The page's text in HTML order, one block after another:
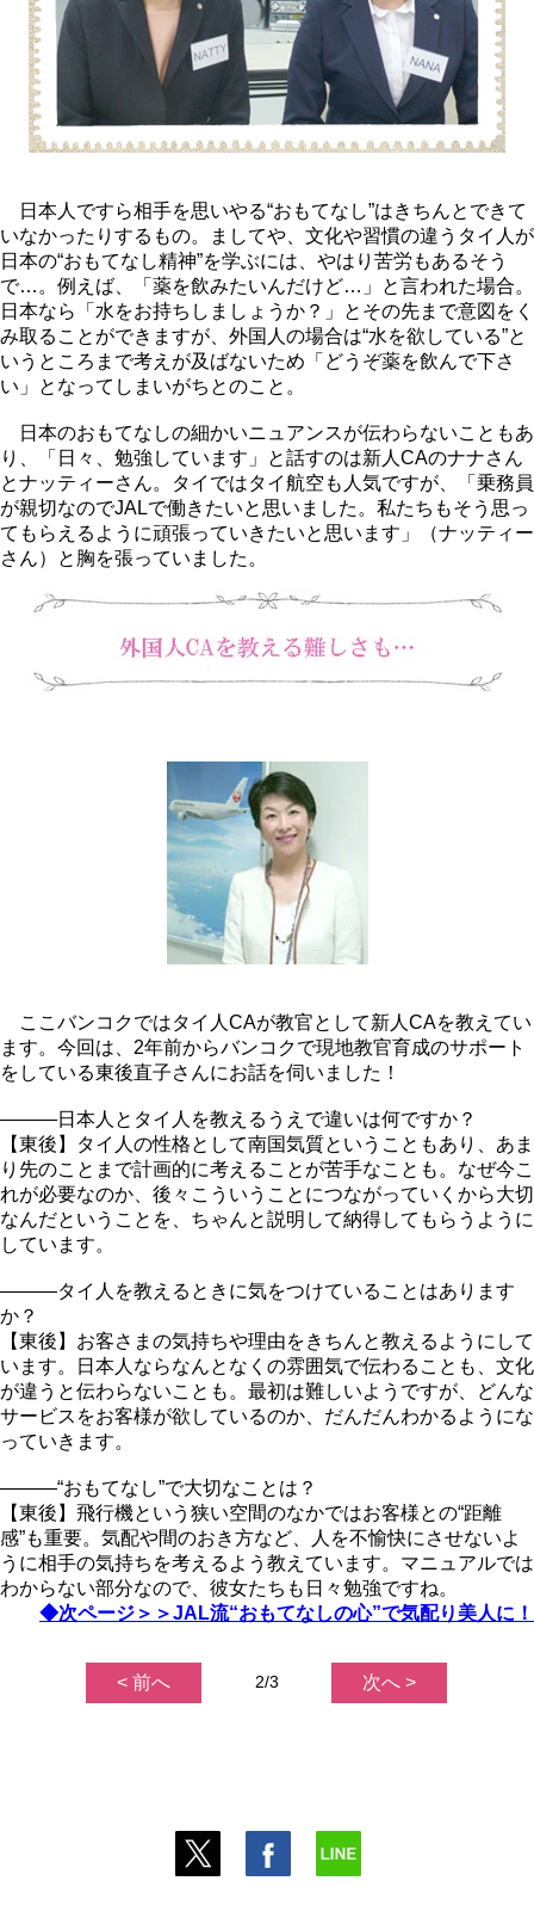
日本人ですら相手を思いやる“おもてなし”はきちんとできて
いなかったりするもの。ましてや、文化や習慣の違うタイ人が
日本の“おもてなし精神”を学ぶには、やはり苦労もあるそう
で…。例えば、「薬を飲みたいんだけど…」と言われた場合。
日本なら「水をお持ちしましょうか？」とその先まで意図をく
み取ることができますが、外国人の場合は“水を欲している”と
いうところまで考えが及ばないため「どうぞ薬を飲んで下さ
い」となってしまいがちとのこと。
日本のおもてなしの細かいニュアンスが伝わらないこともあ
り、「日々、勉強しています」と話すのは新人CAのナナさん
とナッティーさん。タイではタイ航空も人気ですが、「乗務員
が親切なのでJALで働きたいと思いました。私たちもそう思っ
てもらえるように頑張っていきたいと思います」（ナッティー
さん）と胸を張っていました。
ここバンコクではタイ人CAが教官として新人CAを教えてい
ます。今回は、2年前からバンコクで現地教官育成のサポート
をしている東後直子さんにお話を伺いました！
―――日本人とタイ人を教えるうえで違いは何ですか？
【東後】タイ人の性格として南国気質ということもあり、あま
り先のことまで計画的に考えることが苦手なことも。なぜ今こ
れが必要なのか、後々こういうことにつながっていくから大切
なんだということを、ちゃんと説明して納得してもらうように
しています。
―――タイ人を教えるときに気をつけていることはあります
か？
【東後】お客さまの気持ちや理由をきちんと教えるようにして
います。日本人ならなんとなくの雰囲気で伝わることも、文化
が違うと伝わらないことも。最初は難しいようですが、どんな
サービスをお客様が欲しているのか、だんだんわかるようにな
っていきます。
―――“おもてなし”で大切なことは？
【東後】飛行機という狭い空間のなかではお客様との“距離
感”も重要。気配や間のおき方など、人を不愉快にさせないよ
うに相手の気持ちを考えるよう教えています。マニュアルでは
わからない部分なので、彼女たちも日々勉強ですね。
◆次ページ＞＞JAL流“おもてなしの心”で気配り美人に！
< 前へ 2/3 次へ >